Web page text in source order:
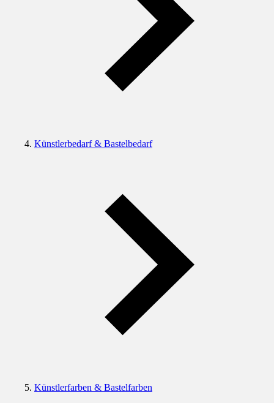
Künstlerbedarf & Bastelbedarf
Künstlerfarben & Bastelfarben